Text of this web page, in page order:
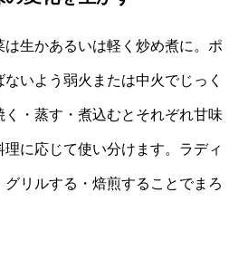
生かあるいは軽く炒め煮に。ポ
いよう弱火または中火でじっく
く・蒸す・煮込むとそれぞれ甘味
に応じて使い分けます。ラディ
グリルする・焙煎することでまろ